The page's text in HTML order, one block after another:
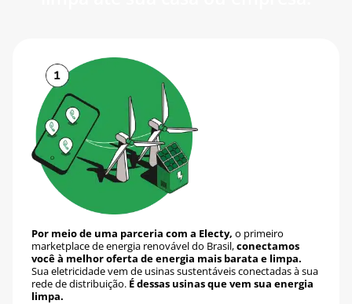
Por meio de uma parceria com a Electy, o primeiro
marketplace de energia renovável do Brasil,conectamos
você à melhor oferta de energia mais barata e limpa.
Sua eletricidade vem de usinas sustentáveis conectadas à sua
rede de distribuição. É dessas usinas que vem sua energia
limpa.